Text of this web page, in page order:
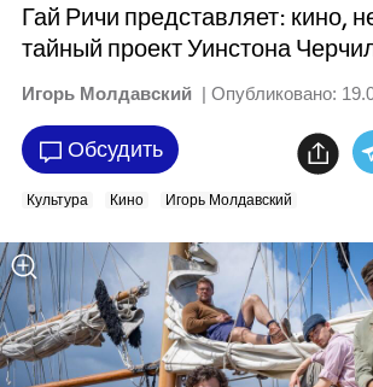
Гай Ричи представляет: кино,
тайный проект Уинстона
Игорь Молдавский | Опубликовано:
Обсудить
Культура Кино Игорь Молдавский